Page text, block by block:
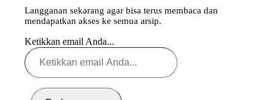
Langganan sekarang agar bisa terus membaca dan
mendapatkan akses ke semua arsip.
Ketikkan email Anda...